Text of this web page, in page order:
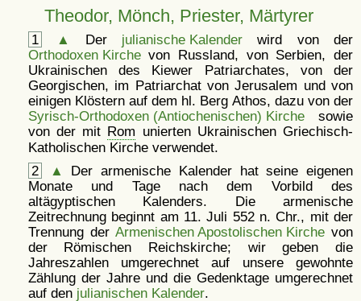
Theodor, Mönch, Priester, Märtyrer
1 ▲ Der julianische Kalenderwird von der
Orthodoxen Kirchevon Russland, von Serbien, der
Ukrainischen des Kiewer Patriarchates, von der
Georgischen, im Patriarchat von Jerusalem und von
einigen Klöstern auf dem hl. Berg Athos, dazu von der
Syrisch-Orthodoxen (Antiochenischen) Kirchesowie
von der mit Rom unierten Ukrainischen Griechisch-
Katholischen Kirche verwendet.
2
▲
Der armenische Kalender hat seine eigenen
Monate und Tage nach dem Vorbild des
altägyptischen Kalenders. Die armenische
Zeitrechnung beginnt am 11. Juli 552 n. Chr., mit der
Trennung derArmenischen Apostolischen Kirche von
der Römischen Reichskirche; wir geben die
Jahreszahlen umgerechnet auf unsere gewohnte
Zählung der Jahre und die Gedenktage umgerechnet
auf den julianischen Kalender.